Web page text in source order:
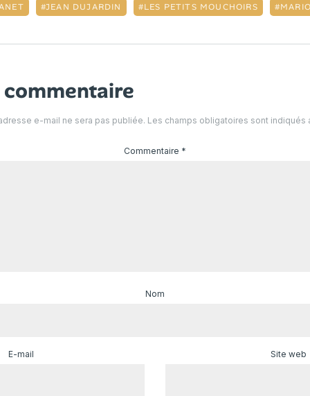
JEAN DUJARDIN LES PETITS MOUCHOIRS
e-mail ne sera pas publiée. Les champs obligatoires sont indiqués
Commentaire *
Nom
E-mail Site web